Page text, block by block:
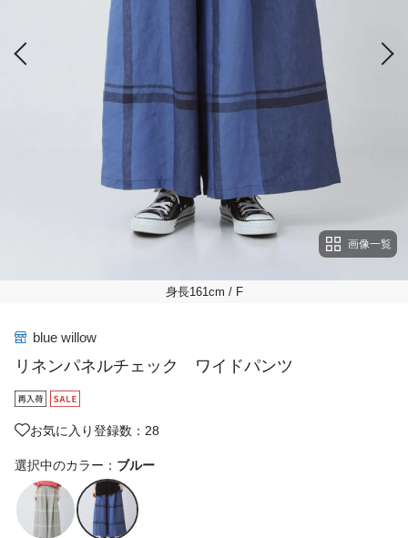
画像一覧
身長161cm / F
blue willow
リネンパネルチェック ワイドパンツ
お気に入り登録数：28
選択中のカラー： ブルー